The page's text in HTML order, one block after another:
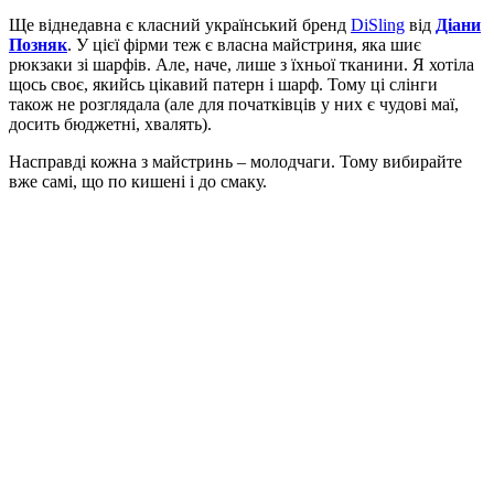
Ще віднедавна є класний український бренд DiSling від Діани
Позняк. У цієї фірми теж є власна майстриня, яка шиє
рюкзаки зі шарфів. Але, наче, лише з їхньої тканини. Я хотіла
щось своє, якийсь цікавий патерн і шарф. Тому ці слінги
також не розглядала (але для початківців у них є чудові маї,
досить бюджетні, хвалять).
Насправді кожна з майстринь – молодчаги. Тому вибирайте
вже самі, що по кишені і до смаку.